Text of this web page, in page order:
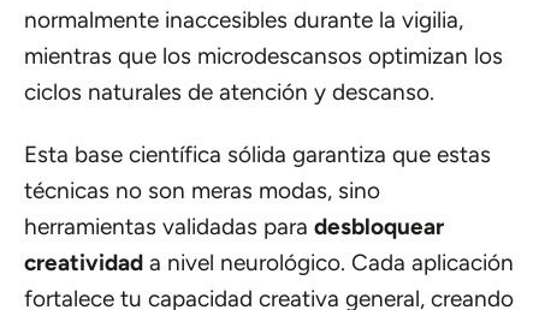
normalmente inaccesibles durante la vigilia,
mientras que los microdescansos optimizan los
ciclos naturales de atención y descanso.
Esta base científica sólida garantiza que estas
técnicas no son meras modas, sino
herramientas validadas para desbloquear
creatividad a nivel neurológico. Cada aplicación
fortalece tu capacidad creativa general, creando